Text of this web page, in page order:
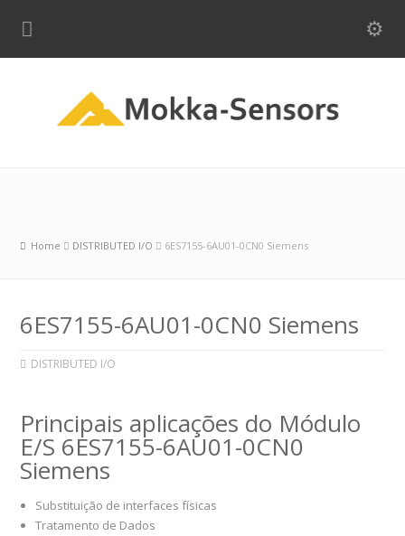
Home DISTRIBUTED I/O 6ES7155-6AU01-0CN0 Siemens
6ES7155-6AU01-0CN0 Siemens
DISTRIBUTED I/O
Principais aplicações do Módulo
E/S 6ES7155-6AU01-0CN0
Siemens
Substituição de interfaces físicas
Tratamento de Dados